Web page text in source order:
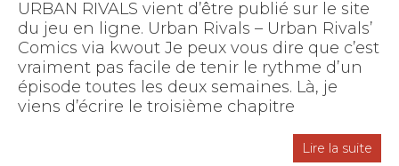
URBAN RIVALS vient d’être publié sur le site
du jeu en ligne. Urban Rivals – Urban Rivals’
Comics via kwout Je peux vous dire que c’est
vraiment pas facile de tenir le rythme d’un
épisode toutes les deux semaines. Là, je
viens d’écrire le troisième chapitre
Lire la suite